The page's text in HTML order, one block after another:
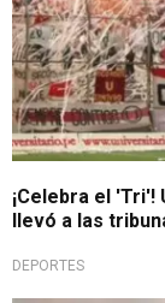
¡Celebra el
llevó a las
DEPORTES